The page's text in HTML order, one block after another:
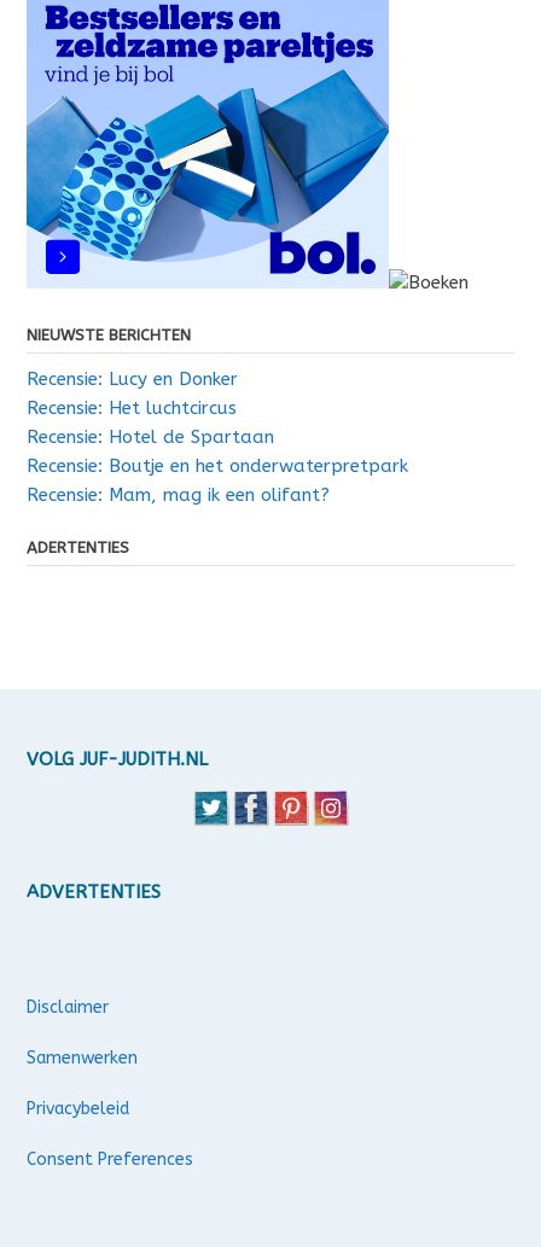
NIEUWSTE BERICHTEN
Recensie: Lucy en Donker
Recensie: Het luchtcircus
Recensie: Hotel de Spartaan
Recensie: Boutje en het onderwaterpretpark
Recensie: Mam, mag ik een olifant?
ADERTENTIES
VOLG JUF-JUDITH.NL
ADVERTENTIES
Disclaimer
Samenwerken
Privacybeleid
Consent Preferences